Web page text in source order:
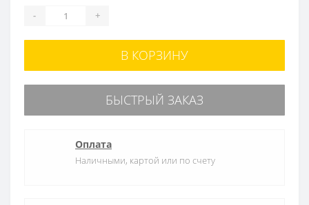
- +
В КОРЗИНУ
БЫСТРЫЙ ЗАКАЗ
Оплата
Наличными, картой или по счету